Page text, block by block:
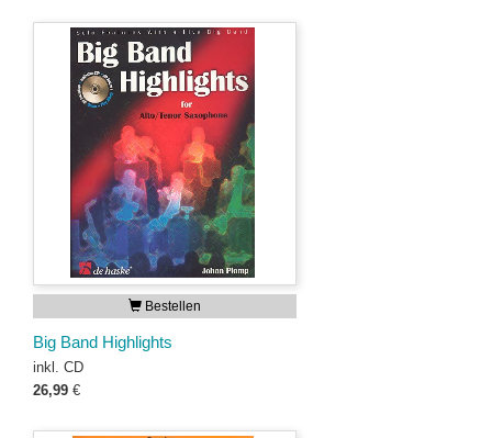
Bestellen
Big Band Highlights
inkl. CD
26,99 €